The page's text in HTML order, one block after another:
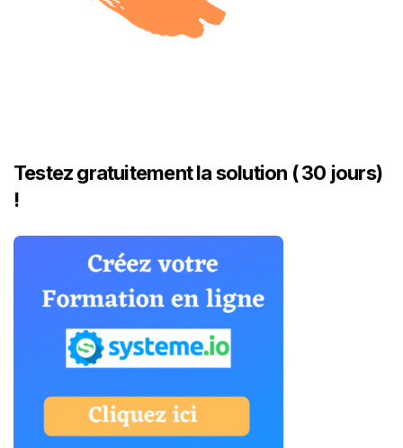
Testez gratuitement la solution ( 30 jours)
!